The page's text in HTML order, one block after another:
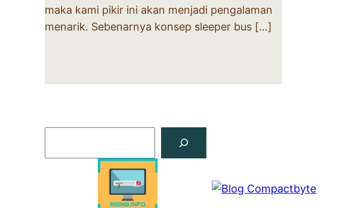
maka kami pikir ini akan menjadi pengalaman
menarik. Sebenarnya konsep sleeper bus […]